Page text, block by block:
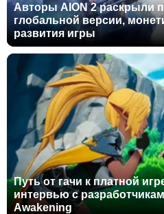
Авторы AION 2 раскрыли
глобальной версии,
развития игры
Путь от гачи к платной
интервью с
Awakening